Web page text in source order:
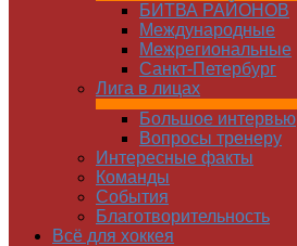
БИТВА РАЙОНОВ
Международные
Межрегиональные
Санкт-Петербург
Лига в лицах
Большое интервью
Вопросы тренеру
Интересные факты
Команды
Cобытия
Благотворительность
Всё для хоккея